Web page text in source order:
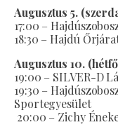
Augusztus 5.
17:00 –
18:30 – Hajdú
Augusztus 10.
19:00 – SILVER-D
19:30 –
Sportegyesület
20:00 – Zichy